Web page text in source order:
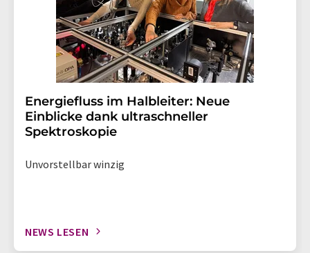
Energiefluss im Halbleiter: Neue
Einblicke dank ultraschneller
Spektroskopie
Unvorstellbar winzig
NEWS LESEN